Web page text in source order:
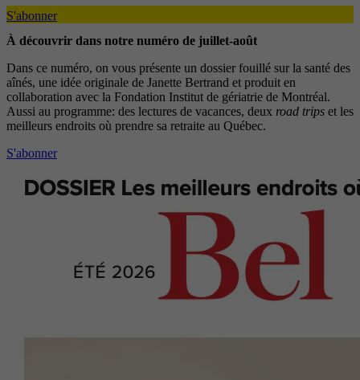
S'abonner
À découvrir dans notre numéro de juillet-août
Dans ce numéro, on vous présente un dossier fouillé sur la santé des
aînés, une idée originale de Janette Bertrand et produit en
collaboration avec la Fondation Institut de gériatrie de Montréal.
Aussi au programme: des lectures de vacances, deux road trips et les
meilleurs endroits où prendre sa retraite au Québec.
S'abonner